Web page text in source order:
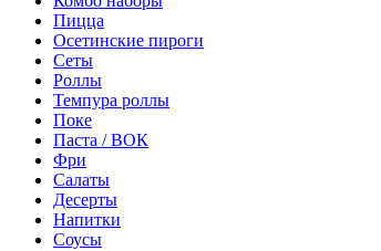
Пицца
Осетинские пироги
Сеты
Роллы
Темпура роллы
Поке
Паста / ВОК
Фри
Салаты
Десерты
Напитки
Соусы